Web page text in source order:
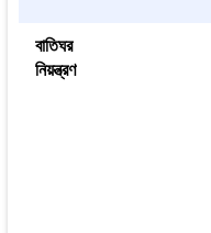
বাতিঘর
নিয়ন্ত্রণ